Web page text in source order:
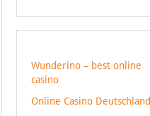
Wunderino – best online
casino
Online Casino Deutschland